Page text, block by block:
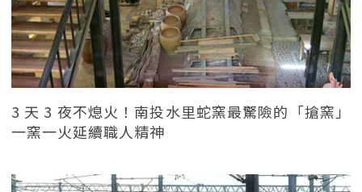
3 天 3 夜不熄火！南投水里蛇窯最驚險的「搶窯」
一窯一火延續職人精神